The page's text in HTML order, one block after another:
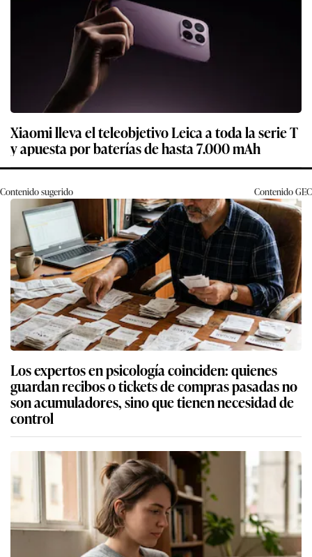
Xiaomi lleva el teleobjetivo Leica a toda la serie T
y apuesta por baterías de hasta 7.000 mAh
Contenido sugerido ContenidoGEC
Los expertos en psicología coinciden: quienes
guardan recibos o tickets de compras pasadas no
son acumuladores, sino que tienen necesidad de
control